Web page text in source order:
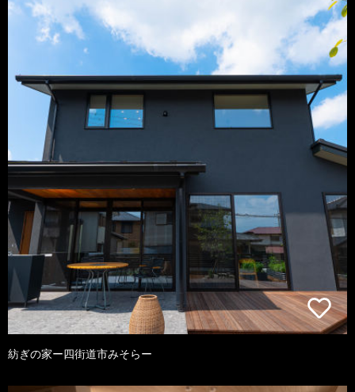
紡ぎの家ー四街道市みそらー